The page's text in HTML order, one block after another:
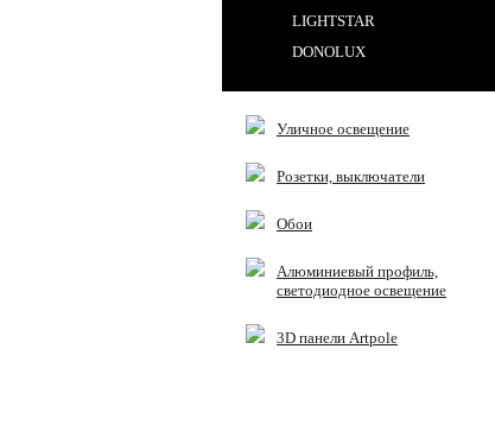
LIGHTSTAR
DONOLUX
Уличное освещение
Розетки, выключатели
Обои
Алюминиевый профиль,
светодиодное освещение
3D панели Artpole